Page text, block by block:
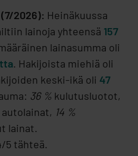
2026): Heinäkuussa
lainoja yhteensä 157
lainasumma oli
. Hakijoista miehiä oli
keski-ikä oli 47
36 % kulutusluotot,
autolainat, 14 %
lainat.
5 tähteä.